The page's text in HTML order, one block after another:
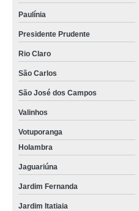
Paulínia
Presidente Prudente
Rio Claro
São Carlos
São José dos Campos
Valinhos
Votuporanga
Holambra
Jaguariúna
Jardim Fernanda
Jardim Itatiaia